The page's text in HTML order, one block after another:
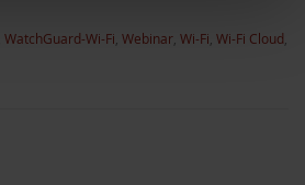
WatchGuard-Wi-Fi Webinar Wi-Fi Wi-Fi Cloud